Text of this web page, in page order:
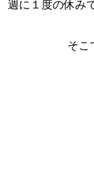
週に１度の休み
そこ